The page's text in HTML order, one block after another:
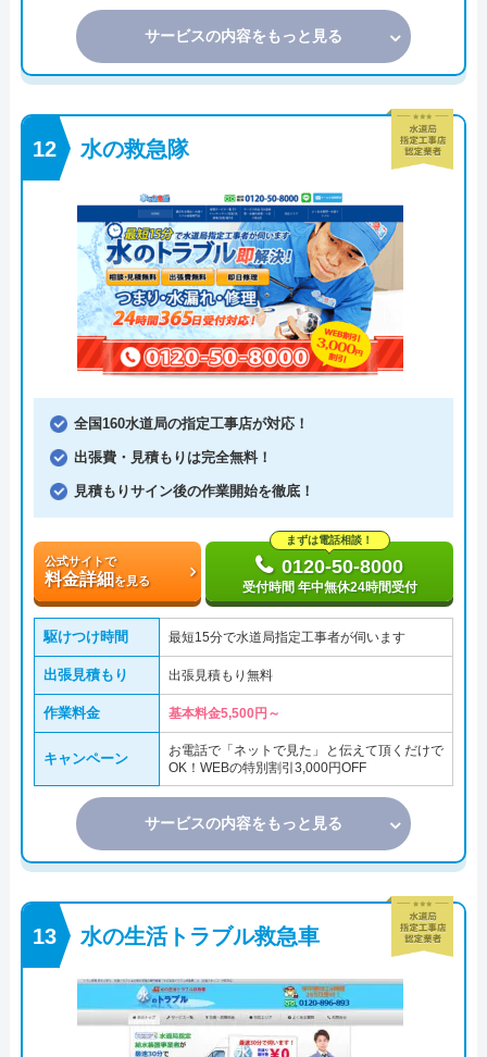
サービスの内容をもっと見る
水の救急隊
全国160水道局の指定工事店が対応！
出張費・見積もりは完全無料！
見積もりサイン後の作業開始を徹底！
公式サイトで
料金詳細を見る
まずは電話相談！
0120-50-8000
受付時間 年中無休24時間受付
駆けつけ時間 最短15分で水道局指定工事者が伺います
出張見積もり 出張見積もり無料
作業料金 基本料金5,500円～
キャンペーン
お電話で「ネットで見た」と伝えて頂くだけで
OK！WEBの特別割引3,000円OFF
サービスの内容をもっと見る
水の生活トラブル救急車